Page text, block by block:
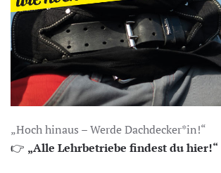
„Hoch hinaus – Werde Dachdecker*in!“
👉 „Alle Lehrbetriebe findest du hier!“